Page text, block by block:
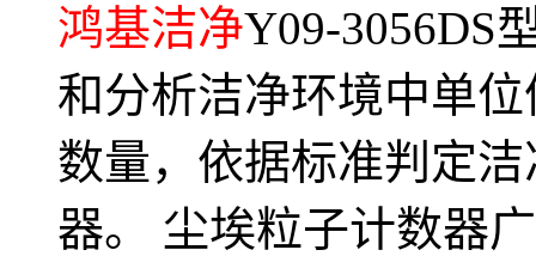
鸿基洁净Y09-3056DS
和分析洁净环境中单
数量，依据标准判定
器。 尘埃粒子计数器